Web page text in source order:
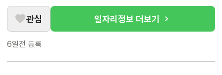
관심 일자리정보 더보기
6일전 등록